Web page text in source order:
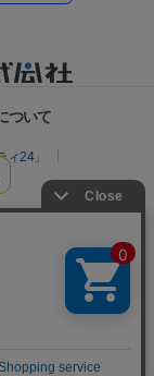
ついて
24」